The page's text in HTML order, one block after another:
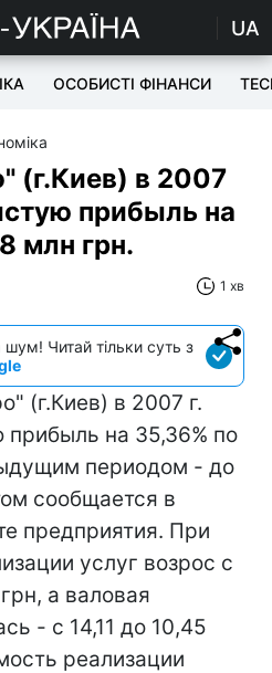
UA
ОСОБИСТІ ФІНАНСИ
(г.Киев) в 2007
прибыль на
млн грн.
1 хв
Читай тільки суть з
(г.Киев) в 2007 г.
на 35,36% по
периодом - до
сообщается в
предприятия. При
услуг возрос с
а валовая
- с 14,11 до 10,45
реализации